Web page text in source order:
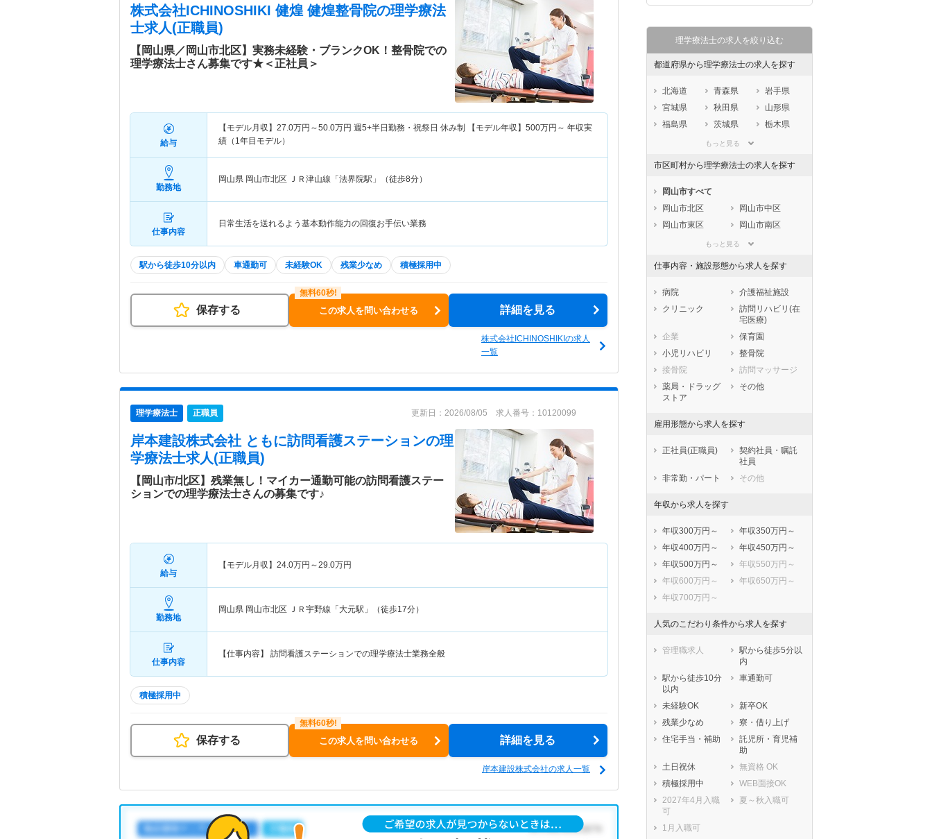
株式会社ICHINOSHIKI 健煌 健煌整骨院の理学療法
士求人(正職員)
【岡山県／岡山市北区】実務未経験・ブランクOK！整骨院での
理学療法士さん募集です★＜正社員＞
給与
【モデル月収】 27.0万円～50.0万円 週5+半日勤務・祝祭日 休み制 【モデル年収】 500万円～ 年収実
績（1年目モデル）
勤務地
岡山県 岡山市北区 ＪＲ津山線「法界院駅」（徒歩8分）
仕事内容
日常生活を送れるよう基本動作能力の回復お手伝い業務
駅から徒歩10分以内 車通勤可 未経験OK 残業少なめ 積極採用中
保存する この求人を問い合わせる 詳細を見る
株式会社ICHINOSHIKIの求人
一覧
理学療法士 正職員 更新日：2026/08/05 求人番号：10120099
岸本建設株式会社 ともに訪問看護ステーションの理
学療法士求人(正職員)
【岡山市/北区】残業無し！マイカー通勤可能の訪問看護ステー
ションでの理学療法士さんの募集です♪
給与
【モデル月収】 24.0万円～29.0万円
勤務地
岡山県 岡山市北区 ＪＲ宇野線「大元駅」（徒歩17分）
仕事内容
【仕事内容】 訪問看護ステーションでの理学療法士業務全般
積極採用中
保存する この求人を問い合わせる 詳細を見る
岸本建設株式会社の求人一覧
理学療法士の求人を絞り込む
都道府県から理学療法士の求人を探す
北海道 青森県
岩手県
宮城県
秋田県
山形県
福島県
茨城県
栃木県
埼玉県
石川県
静岡県
愛知県
三重県
滋賀県
京都府
大阪府
奈良県
香川県
愛媛県
高知県
福岡県
佐賀県
長崎県
宮崎県
鹿児島県
沖縄県
もっと見る
市区町村から理学療法士の求人を探す
岡山市すべて
岡山市北区
岡山市中区
岡山市東区
岡山市南区
井原市
総社市
高梁市
新見市
瀬戸内市
赤磐市
真庭市
美作市
浅口市
和気郡和気町
都窪郡早島町
浅口郡里庄町
小田郡矢掛町
勝田郡勝央町
勝田郡奈義町
加賀郡吉備中央
もっと見る
仕事内容・施設形態から求人を探す
病院
介護福祉施設
クリニック
訪問リハビリ(在
宅医療)
企業
保育園
小児リハビリ
整骨院
接骨院
訪問マッサージ
薬局・ドラッグ
ストア
その他
雇用形態から求人を探す
正社員(正職員)
契約社員・嘱託
社員
非常勤・パート
その他
年収から求人を探す
年収300万円～
年収350万円～
年収400万円～
年収450万円～
年収500万円～
年収550万円～
年収600万円～
年収650万円～
年収700万円～
人気のこだわり条件から求人を探す
管理職求人
駅から徒歩5分以
内
駅から徒歩10分
以内
車通勤可
未経験OK
新卒OK
残業少なめ
寮・借り上げ
住宅手当・補助
託児所・育児補
助
土日祝休
無資格 OK
積極採用中
WEB面接OK
2027年4月入職
可
夏～秋入職可
1月入職可